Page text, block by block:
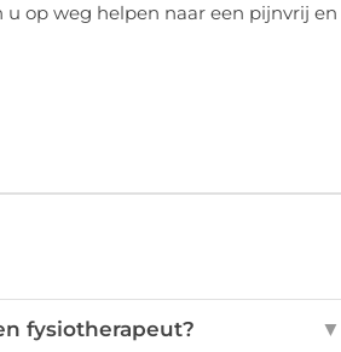
op weg helpen naar een pijnvrij en
fysiotherapeut? ▼